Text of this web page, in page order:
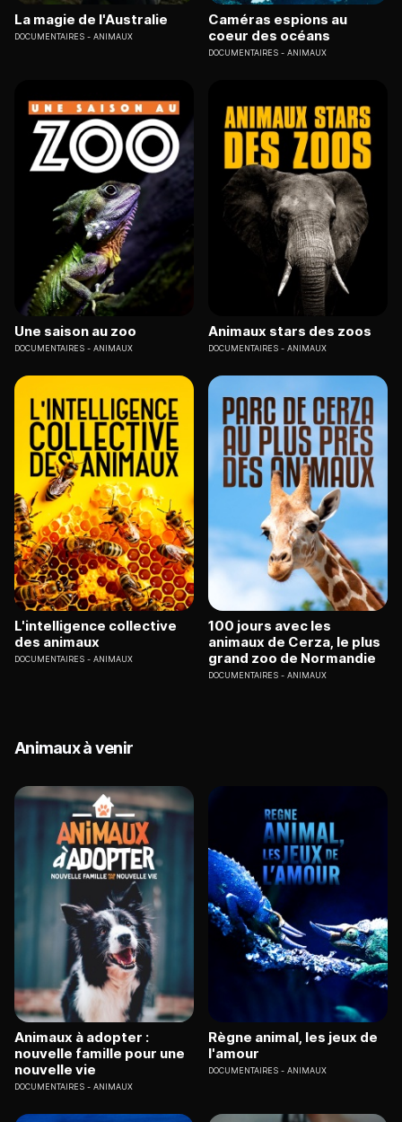
La magie de l'Australie
DOCUMENTAIRES ANIMAUX
Caméras espions au
coeur des océans
DOCUMENTAIRES ANIMAUX
Une saison au zoo
DOCUMENTAIRES ANIMAUX
Animaux stars des zoos
DOCUMENTAIRES ANIMAUX
L'intelligence collective
des animaux
DOCUMENTAIRES ANIMAUX
100 jours avec les
animaux de Cerza, le plus
grand zoo de Normandie
DOCUMENTAIRES ANIMAUX
Animaux à venir
Animaux à adopter :
nouvelle famille pour une
nouvelle vie
DOCUMENTAIRES ANIMAUX
Règne animal, les jeux de
l'amour
DOCUMENTAIRES ANIMAUX